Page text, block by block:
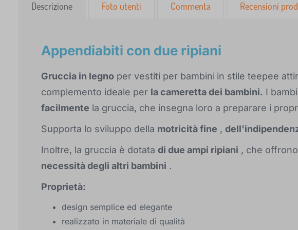
Descrizione Foto utenti Commenta Recensioni
Appendiabiti con due ripiani
Gruccia in legno per vestiti per bambini in stile teepee
complemento ideale per la cameretta dei bambini. I
facilmente la gruccia, che insegna loro a preparare i
Supporta lo sviluppo della motricità fine ,
Inoltre, la gruccia è dotata di due ampi ripiani , che
necessità degli altri bambini .
Proprietà:
design semplice ed elegante
realizzato in materiale di qualità